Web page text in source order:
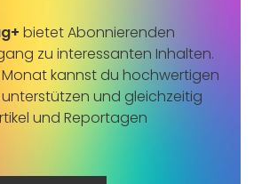
bietet Abonnierenden
zu interessanten Inhalten.
Monat kannst du hochwertigen
und gleichzeitig
und Reportagen